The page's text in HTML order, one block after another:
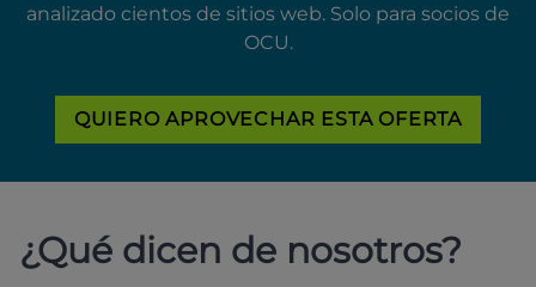
analizado cientos de sitios web. Solo para socios de
OCU.
QUIERO APROVECHAR ESTA OFERTA
¿Qué dicen de nosotros?